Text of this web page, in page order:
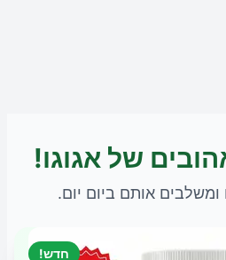
של אגוגו!
אותם ביום יום.
חדש!